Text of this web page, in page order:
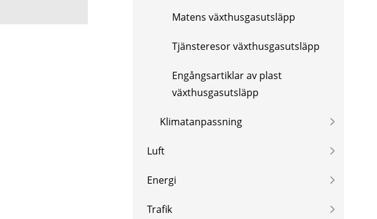
Matens växthusgasutsläpp
Tjänsteresor växthusgasutsläpp
Engångsartiklar av plast
växthusgasutsläpp
Klimatanpassning
Luft
Energi
Trafik